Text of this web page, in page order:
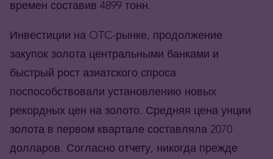
времен составив 4899 тонн.
Инвестиции на OTC-рынке, продолжение
закупок золота центральными банками и
быстрый рост азиатского спроса
поспособствовали установлению новых
рекордных цен на золото. Средняя цена унции
золота в первом квартале составляла 2070
долларов. Согласно отчету, никогда прежде